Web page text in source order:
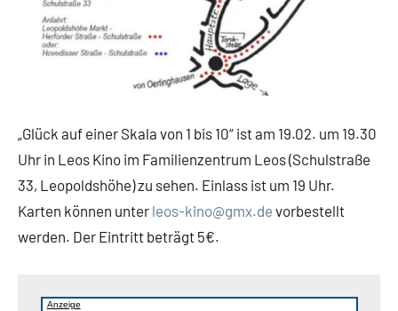
„Glück auf einer Skala von 1 bis 10“ ist am 19.02. um 19.30
Uhr in Leos Kino im Familienzentrum Leos (Schulstraße
33, Leopoldshöhe) zu sehen. Einlass ist um 19 Uhr.
Karten können unter leos-kino@gmx.de vorbestellt
werden. Der Eintritt beträgt 5€.
Anzeige